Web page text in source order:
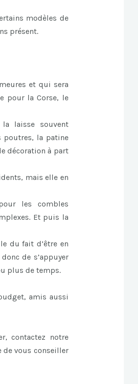
modèles de
présent.
et qui sera
pour la Corse, le
laisse souvent
poutres, la patine
décoration à part
mais elle en
les combles
Et puis la
du fait d’être en
de s’appuyer
plus de temps.
amis aussi
contactez notre
de vous conseiller